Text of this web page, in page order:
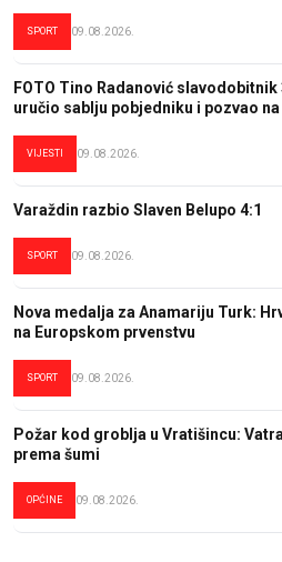
SPORT 09.08.2026.
FOTO Tino Radanović
uručio sablju pobjedniku i pozvao
VIJESTI 09.08.2026.
Varaždin razbio Slaven Belupo 4:1
SPORT 09.08.2026.
Nova medalja za Anamariju Turk:
na Europskom prvenstvu
SPORT 09.08.2026.
Požar kod groblja u Vratišincu:
prema šumi
OPĆINE 09.08.2026.